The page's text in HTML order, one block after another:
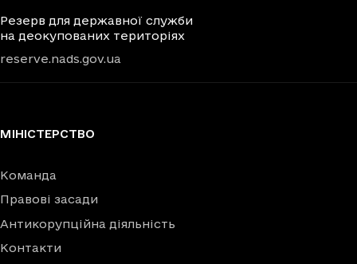
Резерв для державної служби
на деокупованих територіях
reserve.nads.gov.ua
МІНІСТЕРСТВО
Команда
Правові засади
Антикорупційна діяльність
Контакти